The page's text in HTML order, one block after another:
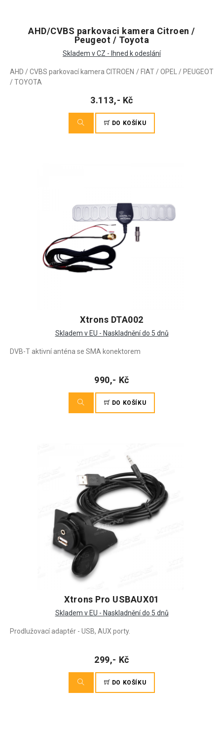
AHD/CVBS parkovaci kamera Citroen /
Peugeot / Toyota
Skladem v CZ - Ihned k odeslání
AHD / CVBS parkovací kamera CITROEN / FIAT / OPEL / PEUGEOT
/ TOYOTA
3.113,- Kč
DO KOŠÍKU
Xtrons DTA002
Skladem v EU - Naskladnění do 5 dnů
DVB-T aktivní anténa se SMA konektorem
990,- Kč
DO KOŠÍKU
Xtrons Pro USBAUX01
Skladem v EU - Naskladnění do 5 dnů
Prodlužovací adaptér - USB, AUX porty.
299,- Kč
DO KOŠÍKU